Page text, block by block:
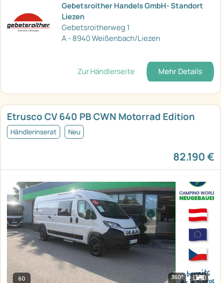
Gebetsroither Handels GmbH- Standort
Liezen
Gebetsroitherweg 1
A - 8940 Weißenbach/Liezen
Zur Händlerseite Mehr Details
Etrusco CV 640 PB CWN Motorrad Edition
Händlerinserat Neu
82.190 €
60 360°